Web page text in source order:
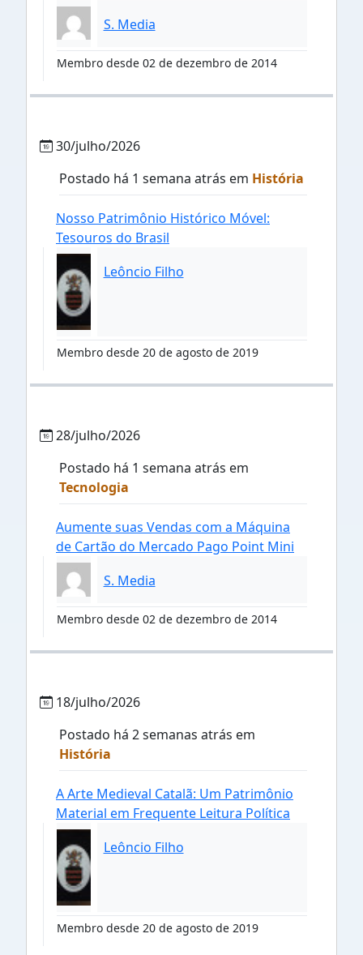
S. Media
Membro desde 02 de dezembro de 2014
30/julho/2026
Postado há 1 semana atrás em História
Nosso Patrimônio Histórico Móvel:
Tesouros do Brasil
Leôncio Filho
Membro desde 20 de agosto de 2019
28/julho/2026
Postado há 1 semana atrás em
Tecnologia
Aumente suas Vendas com a Máquina
de Cartão do Mercado Pago Point Mini
S. Media
Membro desde 02 de dezembro de 2014
18/julho/2026
Postado há 2 semanas atrás em
História
A Arte Medieval Catalã: Um Patrimônio
Material em Frequente Leitura Política
Leôncio Filho
Membro desde 20 de agosto de 2019